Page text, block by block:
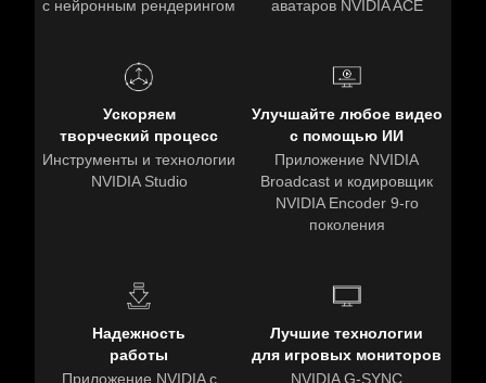
с нейронным рендерингом
аватаров NVIDIA ACE
Ускоряем
творческий процесс
Инструменты и технологии
NVIDIA Studio
Улучшайте любое видео
с помощью ИИ
Приложение NVIDIA
Broadcast и кодировщик
NVIDIA Encoder 9-го
поколения
Надежность
работы
Приложение NVIDIA с
Лучшие технологии
для игровых мониторов
NVIDIA G-SYNC